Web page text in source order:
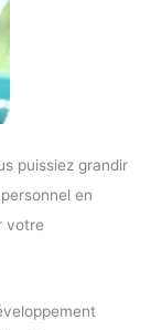
puissiez grandir
en
votre